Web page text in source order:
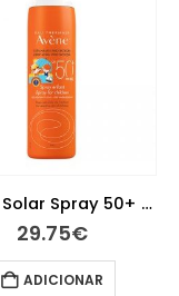
Avène Solar Spray 50+ Criança 200 ml
29.75€
ADICIONAR